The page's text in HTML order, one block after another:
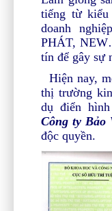
tiếng từ kiểu
doanh
PHÁT,
tín để gây sự
Hiện nay,
thị trường
dụ điển
Công ty Bảo
độc quyền.